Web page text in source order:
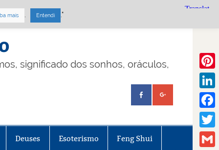
significado dos sonhos, oráculos,
Deuses Esoterismo Feng Shui
mais . Entendi ."